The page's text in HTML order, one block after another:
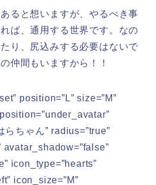
ると想いますが、やるべき事
ば、通用する世界です。なの
り、尻込みする必要はないで
仲間もいますから！！
position=”L” size=”M”
らちゃん” radius=”true”
icon_type=”hearts”
icon_size=”M”